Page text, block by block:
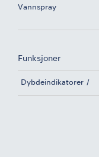
Vannspray
Funksjoner
Dybdeindikatorer